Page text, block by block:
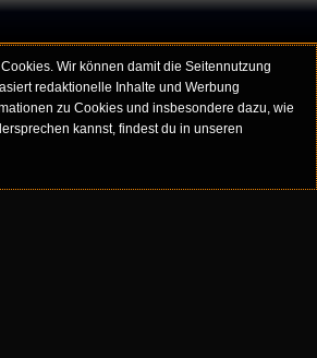
Wir können damit die Seitennutzung
redaktionelle Inhalte und Werbung
zu Cookies und insbesondere dazu, wie
kannst, findest du in unseren